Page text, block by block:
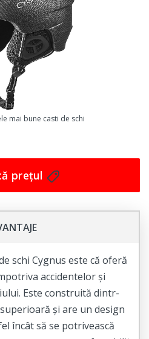
Protecția auriculară asigură
cazul unui impact, în timp ce
confort termic pe timp de
reglabilă, pentru a oferi o
copilul dumneavoastră se
casca vine cu o
și sigură. Cu o
disponibile, nu veți fi
nu căutați mai
și lăsați-l pe cel mic să se
său preferat.
mai bune casti de schi
prețul
schi Cygnus este că oferă
accidentelor și
Este construită dintr-
și are un design
încât să se potrivească